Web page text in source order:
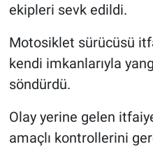
ekipleri sevk edildi.
Motosiklet sürücüsü
kendi imkanlarıyla
söndürdü.
Olay yerine gelen
amaçlı kontrollerini